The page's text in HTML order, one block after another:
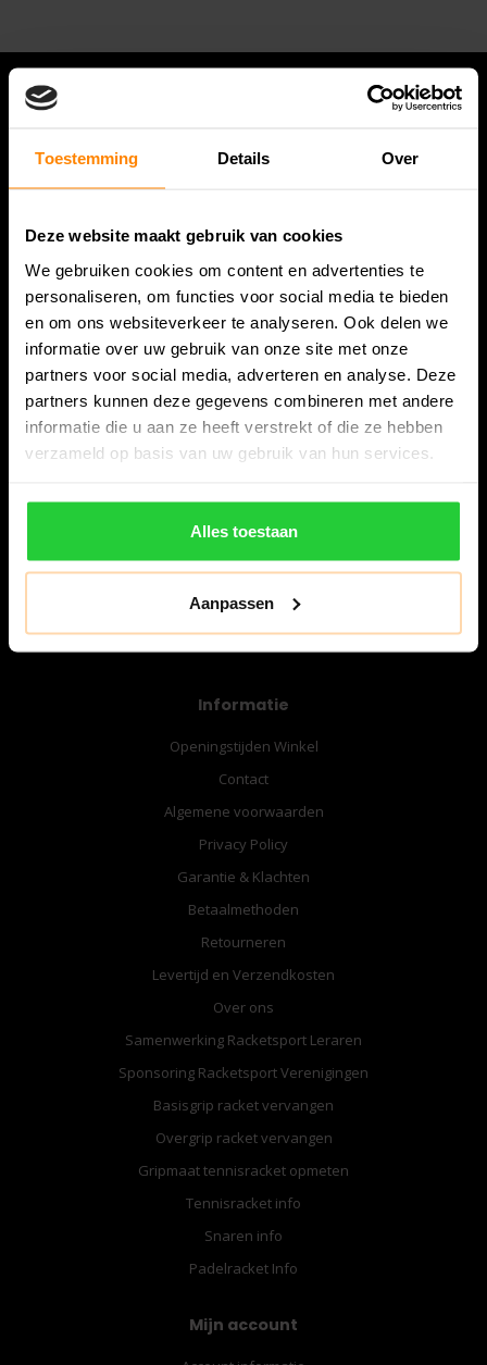
Toestemming Details Over
Deze website maakt gebruik van cookies
We gebruiken cookies om content en advertenties te
personaliseren, om functies voor social media te bieden
en om ons websiteverkeer te analyseren. Ook delen we
informatie over uw gebruik van onze site met onze
partners voor social media, adverteren en analyse. Deze
partners kunnen deze gegevens combineren met andere
informatie die u aan ze heeft verstrekt of die ze hebben
verzameld op basis van uw gebruik van hun services.
Alles toestaan
Aanpassen
Bespanracket.nl is dé racketspecialist van Lelystad en
omstreken.
Snijdersstraat 6
8224 AA Lelystad
Nederland
Informatie
Openingstijden Winkel
Contact
Algemene voorwaarden
Privacy Policy
Garantie & Klachten
Betaalmethoden
Retourneren
Levertijd en Verzendkosten
Over ons
Samenwerking Racketsport Leraren
Sponsoring Racketsport Verenigingen
Basisgrip racket vervangen
Overgrip racket vervangen
Gripmaat tennisracket opmeten
Tennisracket info
Snaren info
Padelracket Info
Mijn account